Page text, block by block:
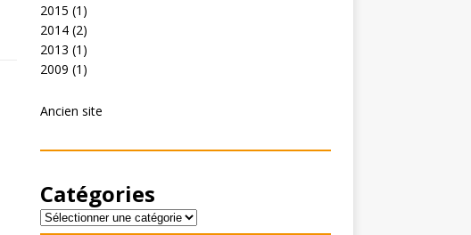
2015 (1)
2014(2)
2013 (1)
2009 (1)
Ancien site
Catégories